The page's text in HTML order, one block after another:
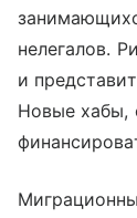
нелегалов.
и
Новые хабы,